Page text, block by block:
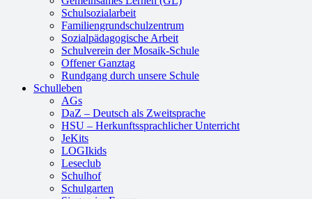
Schulsozialarbeit
Familiengrundschulzentrum
Sozialpädagogische Arbeit
Schulverein der Mosaik-Schule
Offener Ganztag
Rundgang durch unsere Schule
Schulleben
AGs
DaZ – Deutsch als Zweitsprache
HSU – Herkunftssprachlicher Unterricht
JeKits
LOGIkids
Leseclub
Schulhof
Schulgarten